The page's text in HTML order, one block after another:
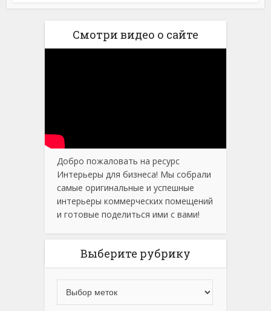
Смотри видео о сайте
Добро пожаловать на ресурс
Интерьеры для бизнеса! Мы собрали
самые оригинальные и успешные
интерьеры коммерческих помещений
и готовые поделиться ими с вами!
Выберите рубрику